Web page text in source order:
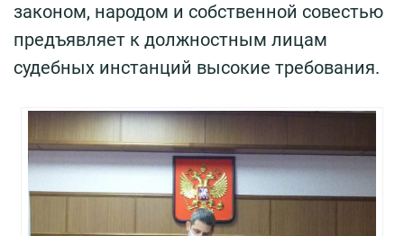
законом, народом и собственной совестью
предъявляет к должностным лицам
судебных инстанций высокие требования.